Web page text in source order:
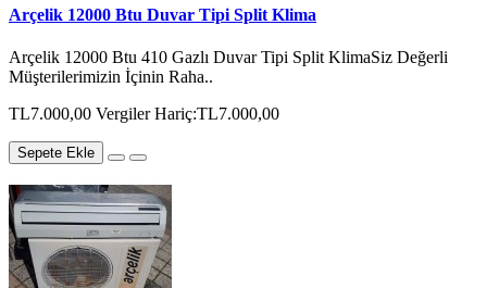
Arçelik 12000 Btu Duvar Tipi Split Klima
Arçelik 12000 Btu 410 Gazlı Duvar Tipi Split KlimaSiz Değerli
Müşterilerimizin İçinin Raha..
TL7.000,00 Vergiler Hariç:TL7.000,00
Sepete Ekle